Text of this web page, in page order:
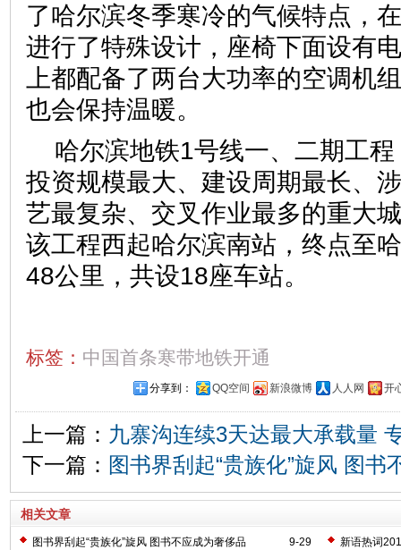
了哈尔滨冬季寒冷的气候特点，
进行了特殊设计，座椅下面设有
上都配备了两台大功率的空调机
也会保持温暖。
哈尔滨地铁1号线一、二期工
投资规模最大、建设周期最长、
艺最复杂、交叉作业最多的重大
该工程西起哈尔滨南站，终点至
48公里，共设18座车站。
标签： 中国首条寒带地铁开通
分享到： QQ空间 新浪微博 人人网 开
上一篇： 九寨沟连续3天达最大承载量
下一篇： 图书界刮起“贵族化”旋风 图书
相关文章
9-29
图书界刮起“贵族化”旋风 图书不应成为奢侈品
新语热词